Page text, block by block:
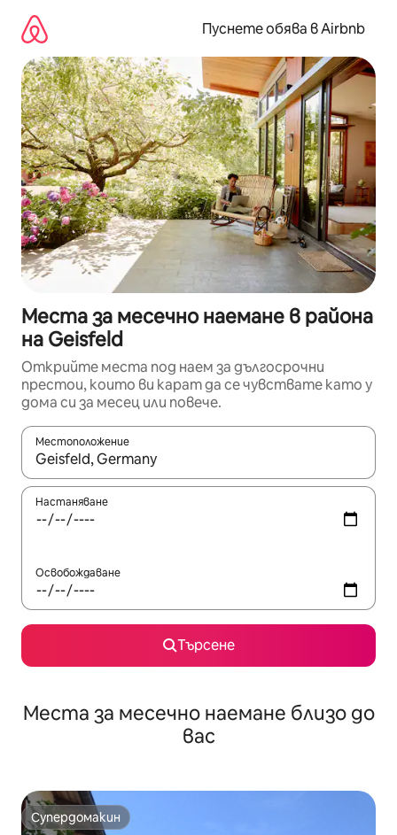
съдържанието
Пуснете обява в Airbnb
Места за месечно наемане в района
на Geisfeld
Открийте места под наем за дългосрочни
престои, които ви карат да се чувствате като у
дома си за месец или повече.
Местоположение
Когато резултатите се покажат, използвайте
Настаняване
Освобождаване
Търсене
Места за месечно наемане близо до
вас
Супердомакин
Супердомакин